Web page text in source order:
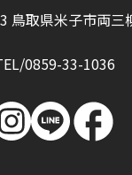
鳥取県米子市両三
0859-33-1036